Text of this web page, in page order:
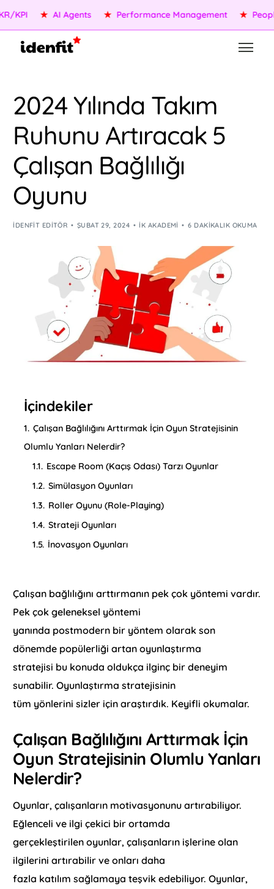
★ AI Agents ★ Performance Management ★ People
2024 Yılında Takım
Ruhunu Artıracak 5
Çalışan Bağlılığı
Oyunu
IDENFIT EDITÖR ŞUBAT 29, 2024 İK AKADEMI 6 DAKIKALIK OKUMA
İçindekiler
1. Çalışan Bağlılığını Arttırmak İçin Oyun Stratejisinin
Olumlu Yanları Nelerdir?
1.1. Escape Room (Kaçış Odası) Tarzı Oyunlar
1.2. Simülasyon Oyunları
1.3. Roller Oyunu (Role-Playing)
1.4. Strateji Oyunları
1.5. İnovasyon Oyunları
Çalışan bağlılığını arttırmanın pek çok yöntemi vardır.
Pek çok geleneksel yöntemi
yanında postmodern bir yöntem olarak son
dönemde popülerliği artan oyunlaştırma
stratejisi bu konuda oldukça ilginç bir deneyim
sunabilir. Oyunlaştırma stratejisinin
tüm yönlerini sizler için araştırdık. Keyifli okumalar.
Çalışan Bağlılığını Arttırmak İçin
Oyun Stratejisinin Olumlu Yanları
Nelerdir?
Oyunlar, çalışanların motivasyonunu artırabiliyor.
Eğlenceli ve ilgi çekici bir ortamda
gerçekleştirilen oyunlar, çalışanların işlerine olan
ilgilerini artırabilir ve onları daha
fazla katılım sağlamaya teşvik edebiliyor. Oyunlar,